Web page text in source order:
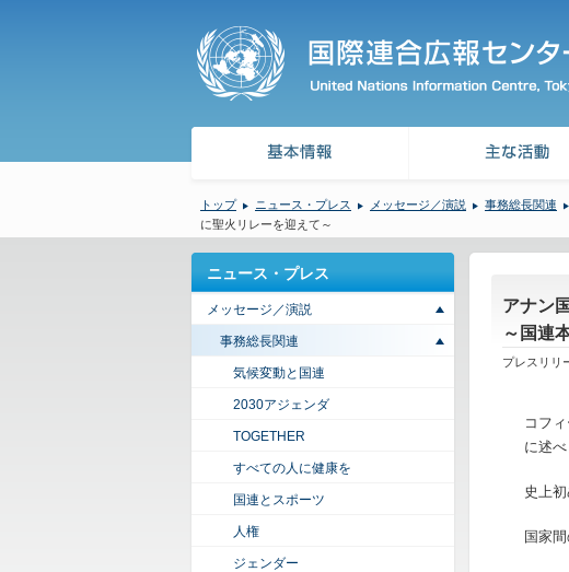
トップ ニュース・プレス メッセージ／演説 事務総長関連
に聖火リレーを迎えて～
アナン
～国連
プレスリリ
コフ
に述べ
史上
国家
ニュース・プレス
メッセージ／演説
事務総長関連
気候変動と国連
2030アジェンダ
TOGETHER
すべての人に健康を
国連とスポーツ
人権
ジェンダー